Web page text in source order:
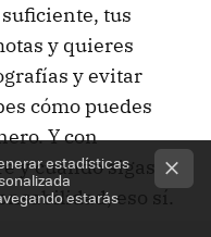
tus
y quieres
y evitar
cómo puedes
Y con
y cuando sigas
eso sí.
estadísticas
estarás